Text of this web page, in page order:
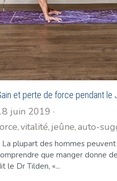
et perte de force pendant le
juin 2019 ·
vitalité, jeûne,auto-
1
La plupart des hommes peuvent
que manger donne